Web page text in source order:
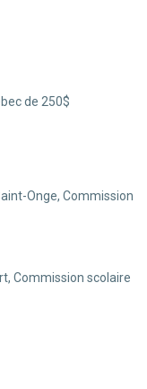
de 250$
Onge, Commission
Commission scolaire